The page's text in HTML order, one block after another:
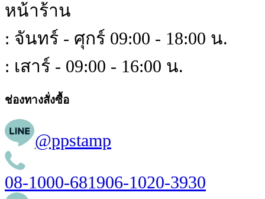
หน้าร้าน
: จันทร์ - ศุกร์ 09:00 - 18:00 น.
: เสาร์ - 09:00 - 16:00 น.
ช่องทางสั่งซื้อ
@ppstamp
08-1000-681906-1020-3930